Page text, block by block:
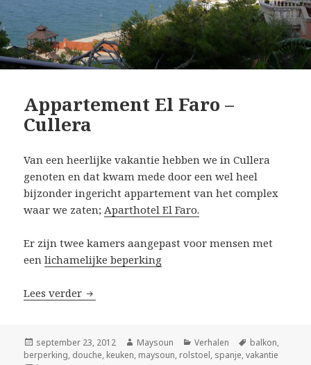
Appartement El Faro –
Cullera
Van een heerlijke vakantie hebben we in Cullera
genoten en dat kwam mede door een wel heel
bijzonder ingericht appartement van het complex
waar we zaten; Aparthotel El Faro.
Er zijn twee kamers aangepast voor mensen met
eenlichamelijke beperking
Lees verder Appartement El Faro – Cullera
Geplaatst
op
september 23, 2012 Auteur
Maysoun Categorieën
Verhalen Tags
balkon,
berperking, douche, keuken, maysoun, rolstoel, spanje,vakantie